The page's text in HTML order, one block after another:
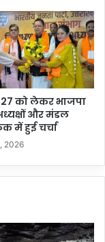
को लेकर भाजपा
और मंडल
में हुई चर्चा
2026